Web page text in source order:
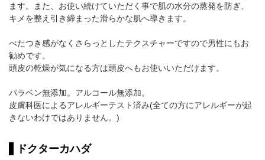
ます。また、お使い続けていただく事で肌の水分の蒸発を防ぎ、
キメを整え引き締まった滑らかな肌へ導きます。
べたつき感がなくさらっとしたテクスチャーですので男性にもお
勧めです。
頭皮の乾燥が気になる方は頭皮へもお使いいただけます。
パラベン無添加。アルコール無添加。
皮膚科医によるアレルギーテスト済み(全ての方にアレルギーが起
きないわけではありません。)
ドクターカハダ